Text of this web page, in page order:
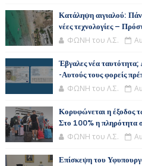
Κατάληψη αιγιαλού:
νέες τεχνολογίες –
ΦΩΝΗ του Λ.Σ.
Έβγαλες νέα ταυτότητα;
-Αυτούς τους φορείς
ΦΩΝΗ του Λ.Σ.
Κορυφώνεται η έξοδος
Στο 100% η πληρότητα
ΦΩΝΗ του Λ.Σ.
Επίσκεψη του